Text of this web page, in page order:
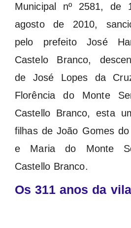
Municipal nº 2581, de
agosto de 2010,
pelo prefeito José
Castelo Branco,
de José Lopes da
Florência do Monte
Castello Branco, esta
filhas de João Gomes
e Maria do Monte
Castello Branco.
Os 311 anos da vila